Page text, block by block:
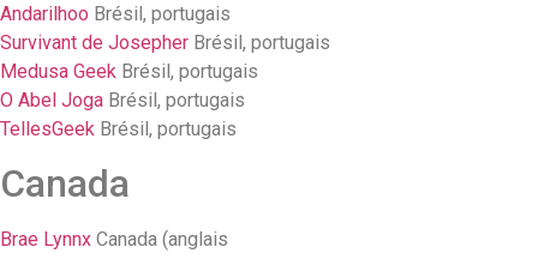
Andarilhoo Brésil, portugais
Survivant de Josepher Brésil, portugais
Medusa Geek Brésil, portugais
O Abel Joga Brésil, portugais
TellesGeek Brésil, portugais
Canada
Brae Lynnx Canada (anglais